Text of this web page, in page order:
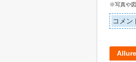
※写真や図
コメン